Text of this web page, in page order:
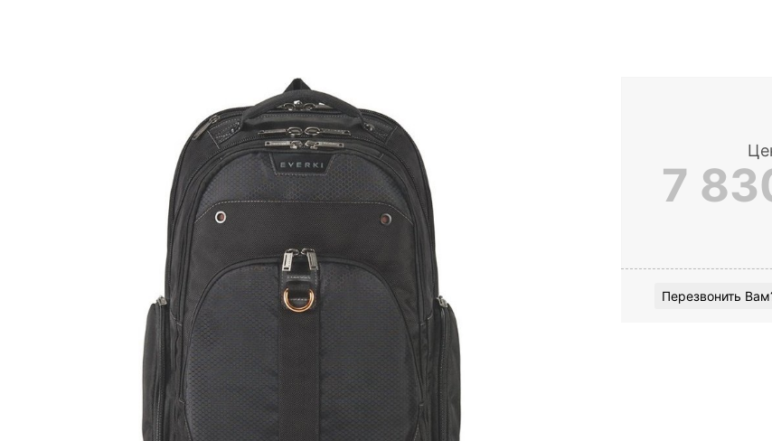
7
Перезвонить